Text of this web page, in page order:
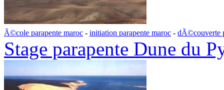
Ã©cole parapente maroc - initiation parapente maroc - dÃ©couverte
Stage parapente Dune du